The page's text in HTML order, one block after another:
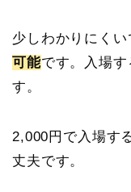
少しわかりにくい
可能です。入場す
す。
2,000円で入場す
丈夫です。